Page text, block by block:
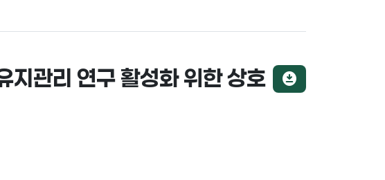
지관리 연구 활성화 위한 상호
download_for_offline